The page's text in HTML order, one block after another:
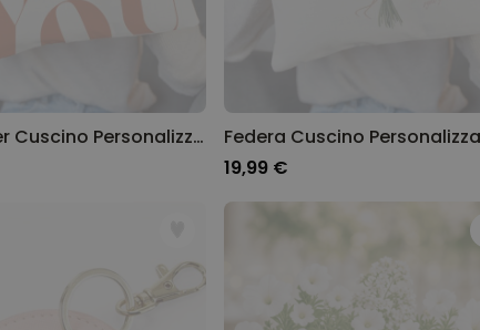
Federa per Cuscino Personalizzata a forma di Cuore con Foto e Testo
19,99 €